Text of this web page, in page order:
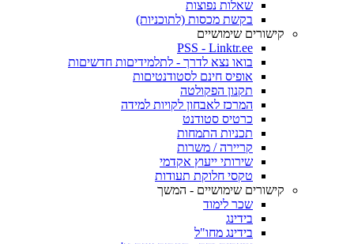
שאלות נפוצות
בקשת מכסות (לתוכניות)
קישורים שימושיים
PSS - Linktr.ee
בואו נצא לדרך - לתלמידיםות חדשיםות
אופיס חינם לסטודנטיםות
תקנון הפקולטה
המרכז לאבחון לקויות למידה
כרטיס סטודנט
תכניות התמחות
קריירה / משרות
שירותי ייעוץ אקדמי
טקסי חלוקת תעודות
קישורים שימושיים - המשך
שכר לימוד
בידינג
בידינג מחו"ל